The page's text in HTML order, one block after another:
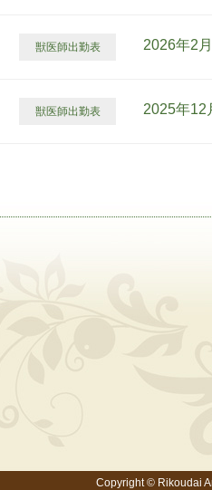
獣医師出勤表 2026年2
獣医師出勤表 2025年12
Copyright © Rikoudai